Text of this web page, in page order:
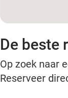
De beste
Op zoek naar
Reserveer